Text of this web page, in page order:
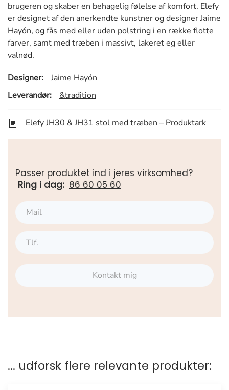
brugeren og skaber en behagelig følelse af komfort. Elefy
er designet af den anerkendte kunstner og designer Jaime
Hayón, og fås med eller uden polstring i en række flotte
farver, samt med træben i massivt, lakeret eg eller
valnød.
Designer:
Jaime Hayón
Leverandør:
&tradition
Elefy JH30 & JH31 stol med træben – Produktark
Passer produktet ind i jeres virksomhed?
Ring i dag: 86 60 05 60
Kontakt mig
... udforsk flere relevante produkter: